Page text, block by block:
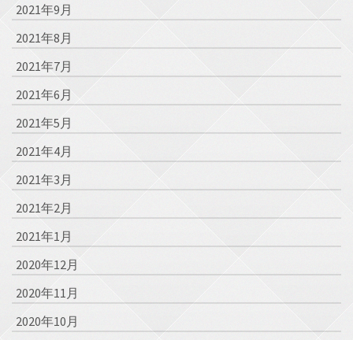
2021年9月
2021年8月
2021年7月
2021年6月
2021年5月
2021年4月
2021年3月
2021年2月
2021年1月
2020年12月
2020年11月
2020年10月